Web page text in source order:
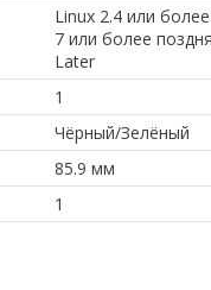
Linux 2.4 или
7 или более
Later
1
Чёрный/Зелёный
85.9 мм
1